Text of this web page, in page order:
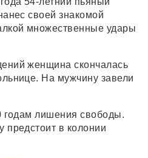
своей знакомой
множественные удары
женщина скончалась
На мужчину завели
годам лишения свободы.
предстоит в колонии